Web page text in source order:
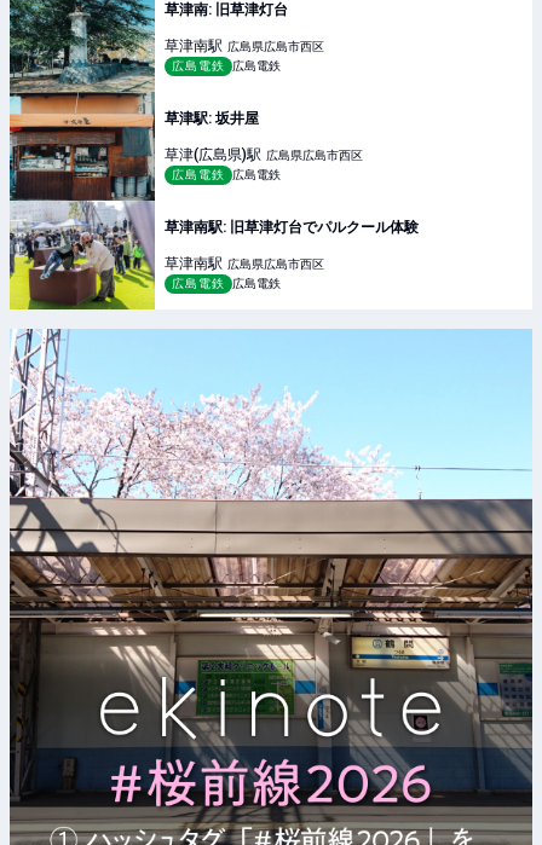
草津南: 旧草津灯台
草津南駅 広島県広島市西区
広島電鉄
広島電鉄
草津駅: 坂井屋
草津(広島県)駅 広島県広島市西区
広島電鉄
広島電鉄
草津南駅: 旧草津灯台でパルクール体験
草津南駅 広島県広島市西区
広島電鉄
広島電鉄